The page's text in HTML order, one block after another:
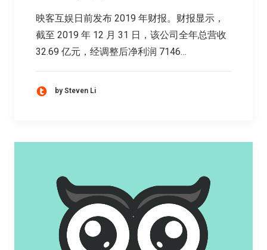
映客互娱日前发布 2019 年财报。财报显示，
截至 2019 年 12 月 31 日，该公司全年总营收
32.69 亿元，经调整后净利润 7146…
by Steven Li